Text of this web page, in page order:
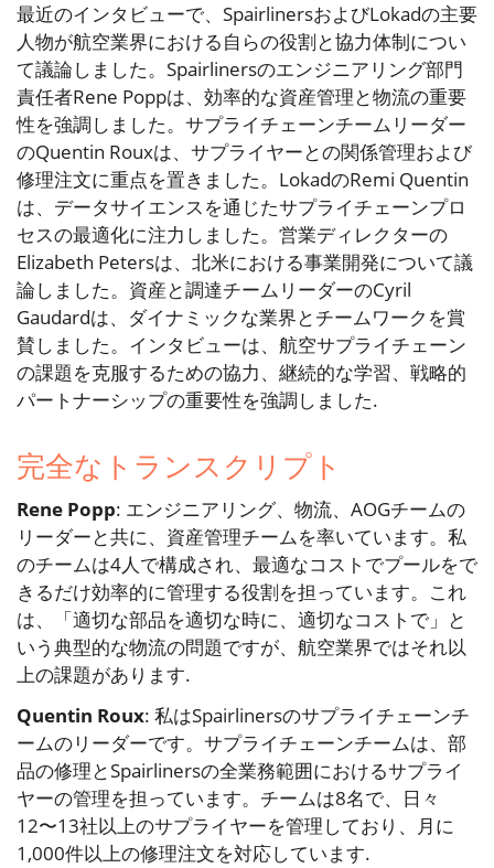
最近のインタビューで、SpairlinersおよびLokadの主要
人物が航空業界における自らの役割と協力体制につい
て議論しました。Spairlinersのエンジニアリング部門
責任者Rene Poppは、効率的な資産管理と物流の重要
性を強調しました。サプライチェーンチームリーダー
のQuentin Rouxは、サプライヤーとの関係管理および
修理注文に重点を置きました。LokadのRemi Quentin
は、データサイエンスを通じたサプライチェーンプロ
セスの最適化に注力しました。営業ディレクターの
Elizabeth Petersは、北米における事業開発について議
論しました。資産と調達チームリーダーのCyril
Gaudardは、ダイナミックな業界とチームワークを賞
賛しました。インタビューは、航空サプライチェーン
の課題を克服するための協力、継続的な学習、戦略的
パートナーシップの重要性を強調しました.
完全なトランスクリプト
Rene Popp: エンジニアリング、物流、AOGチームの
リーダーと共に、資産管理チームを率いています。私
のチームは4人で構成され、最適なコストでプールをで
きるだけ効率的に管理する役割を担っています。これ
は、「適切な部品を適切な時に、適切なコストで」と
いう典型的な物流の問題ですが、航空業界ではそれ以
上の課題があります.
Quentin Roux: 私はSpairlinersのサプライチェーンチ
ームのリーダーです。サプライチェーンチームは、部
品の修理とSpairlinersの全業務範囲におけるサプライ
ヤーの管理を担っています。チームは8名で、日々
12〜13社以上のサプライヤーを管理しており、月に
1,000件以上の修理注文を対応しています.